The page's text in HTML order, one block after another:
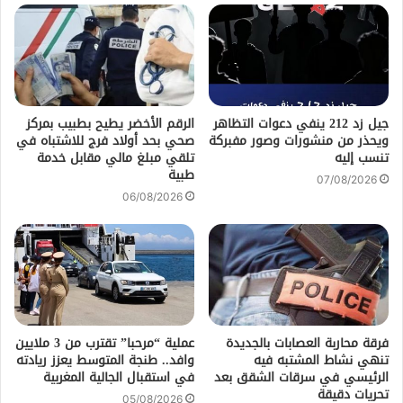
جيل زد 212 ينفي دعوات التظاهر
ويحذر من منشورات وصور مفبركة
تنسب إليه
07/08/2026
الرقم الأخضر يطيح بطبيب بمركز
صحي بحد أولاد فرج للاشتباه في
تلقي مبلغ مالي مقابل خدمة
طبية
06/08/2026
فرقة محاربة العصابات بالجديدة
تنهي نشاط المشتبه فيه
الرئيسي في سرقات الشقق بعد
تحريات دقيقة
عملية “مرحبا” تقترب من 3 ملايين
وافد.. طنجة المتوسط يعزز ريادته
في استقبال الجالية المغربية
05/08/2026